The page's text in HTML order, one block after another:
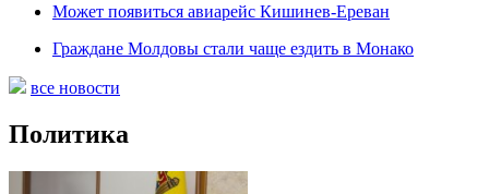
Может появиться авиарейс Кишинев-Ереван
Граждане Молдовы стали чаще ездить в Монако
все новости
Политика